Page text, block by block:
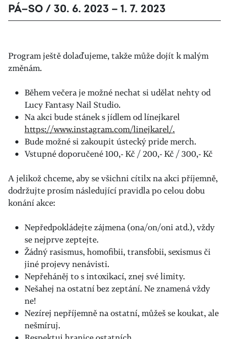
PÁ—SO / 30. 6. 2023 — 1. 7. 2023
Program ještě dolaďujeme, takže může dojít k malým
změnám.
Během večera je možné nechat si udělat nehty od
Lucy Fantasy Nail Studio.
Na akci bude stánek s jídlem od línejkarel
https://www.instagram.com/linejkarel/.
Bude možné si zakoupit ústecký pride merch.
Vstupné doporučené 100,- Kč / 200,- Kč / 300,- Kč
A jelikož chceme, aby se všichni cítilx na akci příjemně,
dodržujte prosím následující pravidla po celou dobu
konání akce:
Nepředpokládejte zájmena (ona/on/oni atd.), vždy
se nejprve zeptejte.
Žádný rasismus, homofibii, transfobii, sexismus či
jiné projevy nenávisti.
Nepřeháněj to s intoxikací, znej své limity.
Nešahej na ostatní bez zeptání. Ne znamená vždy
ne!
Nezírej nepříjemně na ostatní, můžeš se koukat, ale
nešmíruj.